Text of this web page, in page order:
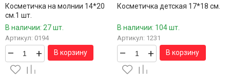
Косметичка на молнии 14*20
см.1 шт.
В наличии: 27 шт.
Артикул: 0194
– + В корзину
Косметичка детская 17*18 см.
В наличии: 104 шт.
Артикул: 1231
– + В корзину